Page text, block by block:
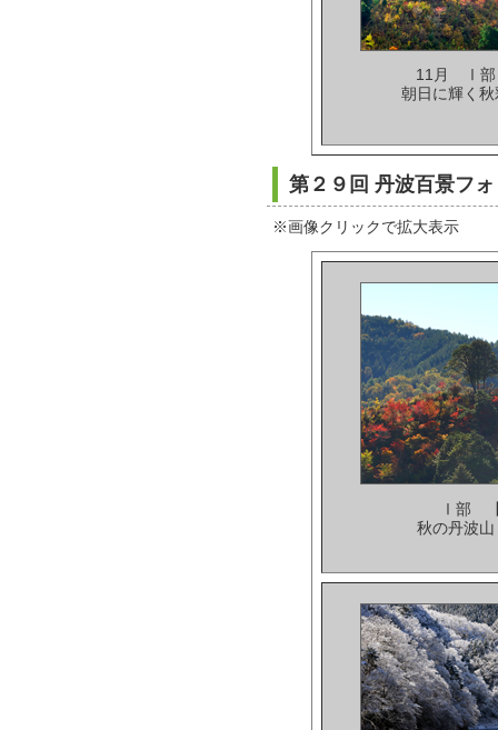
11月 Ⅰ部
朝日に輝く
第２９回 丹波百景フ
※画像クリックで拡大表示
Ⅰ部
秋の丹波